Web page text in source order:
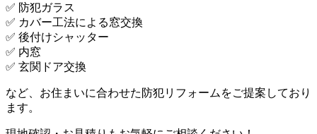
✅ 防犯ガラス
✅ カバー工法による窓交換
✅ 後付けシャッター
✅ 内窓
✅ 玄関ドア交換
など、お住まいに合わせた防犯リフォームをご提案しており
ます。